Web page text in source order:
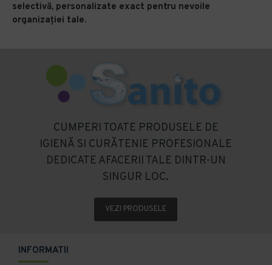
selectivă, personalizate exact pentru nevoile
organizației tale.
CUMPERI TOATE PRODUSELE DE
IGIENĂ SI CURĂTENIE PROFESIONALE
DEDICATE AFACERII TALE DINTR-UN
SINGUR LOC.
VEZI PRODUSELE
INFORMATII